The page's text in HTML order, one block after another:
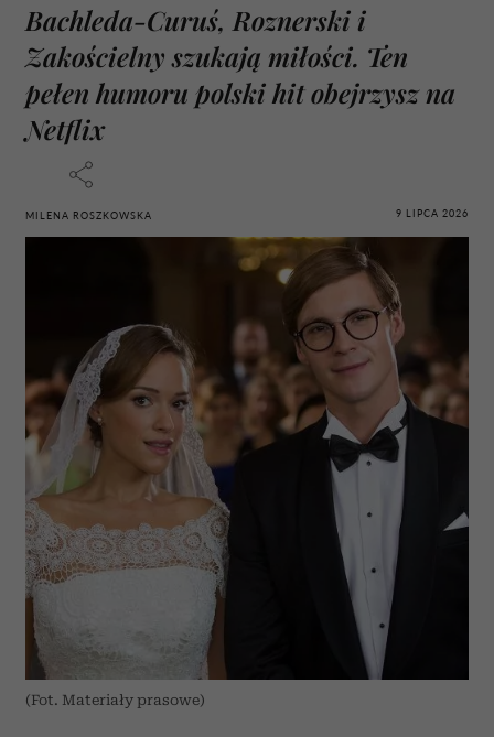
Bachleda-Curuś, Roznerski i
Zakościelny szukają miłości. Ten
pełen humoru polski hit obejrzysz na
Netflix
MILENA ROSZKOWSKA 9 LIPCA 2026
(Fot. Materiały prasowe)